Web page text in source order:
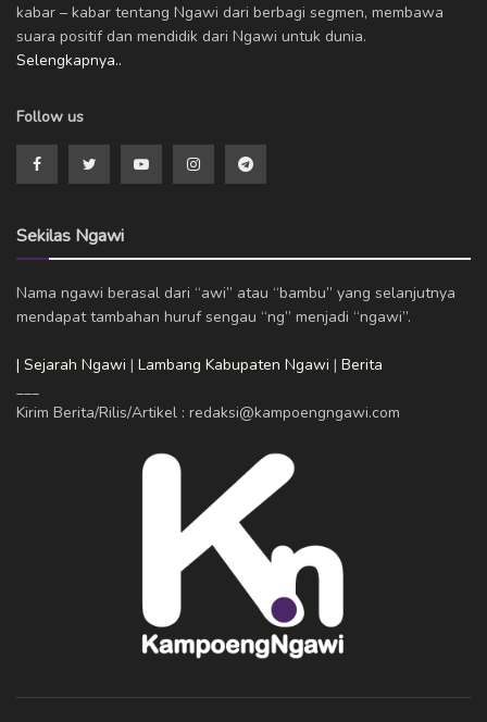
kabar – kabar tentang Ngawi dari berbagi segmen, membawa
suara positif dan mendidik dari Ngawi untuk dunia.
Selengkapnya..
Follow us
Sekilas Ngawi
Nama ngawi berasal dari “awi” atau “bambu” yang selanjutnya
mendapat tambahan huruf sengau “ng” menjadi “ngawi”.
| Sejarah Ngawi | Lambang Kabupaten Ngawi | Berita
___
Kirim Berita/Rilis/Artikel : redaksi@kampoengngawi.com